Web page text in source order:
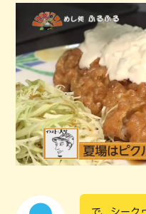
で、シーク